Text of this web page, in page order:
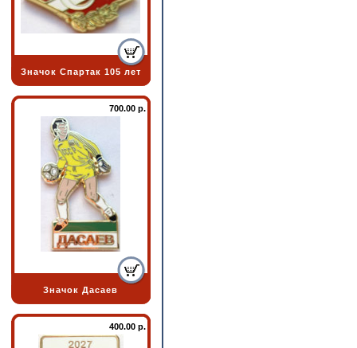
Значок Спартак 105 лет
700.00 р.
Значок Дасаев
400.00 р.